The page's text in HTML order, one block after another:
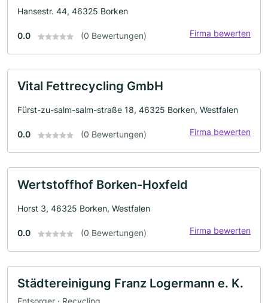
Hansestr. 44, 46325 Borken
0.0 (0 Bewertungen) Firma bewerten
Vital Fettrecycling GmbH
Fürst-zu-salm-salm-straße 18, 46325 Borken, Westfalen
0.0 (0 Bewertungen) Firma bewerten
Wertstoffhof Borken-Hoxfeld
Horst 3, 46325 Borken, Westfalen
0.0 (0 Bewertungen) Firma bewerten
Städtereinigung Franz Logermann e. K.
Entsorger · Recycling